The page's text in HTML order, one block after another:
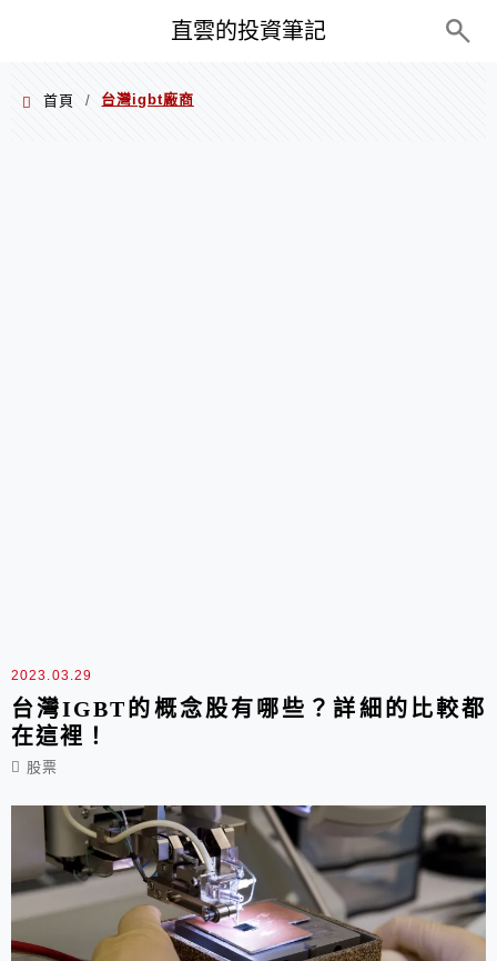
直雲的投資筆記
首頁 / 台灣igbt廠商
2023.03.29
台灣IGBT的概念股有哪些？詳細的比較都
在這裡！
股票